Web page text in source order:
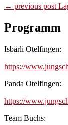
Continue
Reading
← previous post
Programm
Isbärli Otelfingen:
https://
Panda Otelfingen:
https://
Team Buchs: